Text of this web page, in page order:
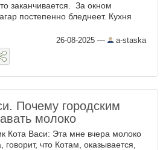
заканчивается. За окном
постепенно бледнеет. Кухня
26-08-2025 — a-staska
Почему городским
молоко
Кота Васи: Эта мне вчера молоко
говорит, что Котам, оказывается,